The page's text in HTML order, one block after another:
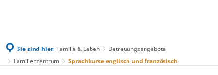
Sie sind hier: Familie & Leben
Betreuungsangebote
Familienzentrum
Sprachkurse englisch und französisch